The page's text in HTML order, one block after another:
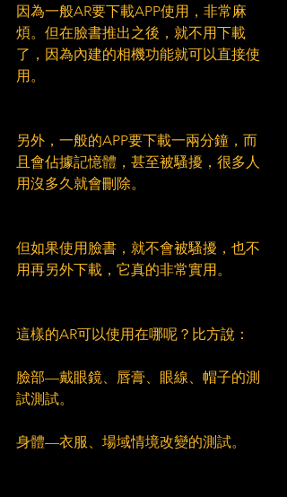
因為一般AR要下載APP使用，非常麻
煩。但在臉書推出之後，就不用下載
了，因為內建的相機功能就可以直接使
用。
另外，一般的APP要下載一兩分鐘，而
且會佔據記憶體，甚至被騷擾，很多人
用沒多久就會刪除。
但如果使用臉書，就不會被騷擾，也不
用再另外下載，它真的非常實用。
這樣的AR可以使用在哪呢？比方說：
臉部—戴眼鏡、唇膏、眼線、帽子的測
試測試。
身體—衣服、場域情境改變的測試。